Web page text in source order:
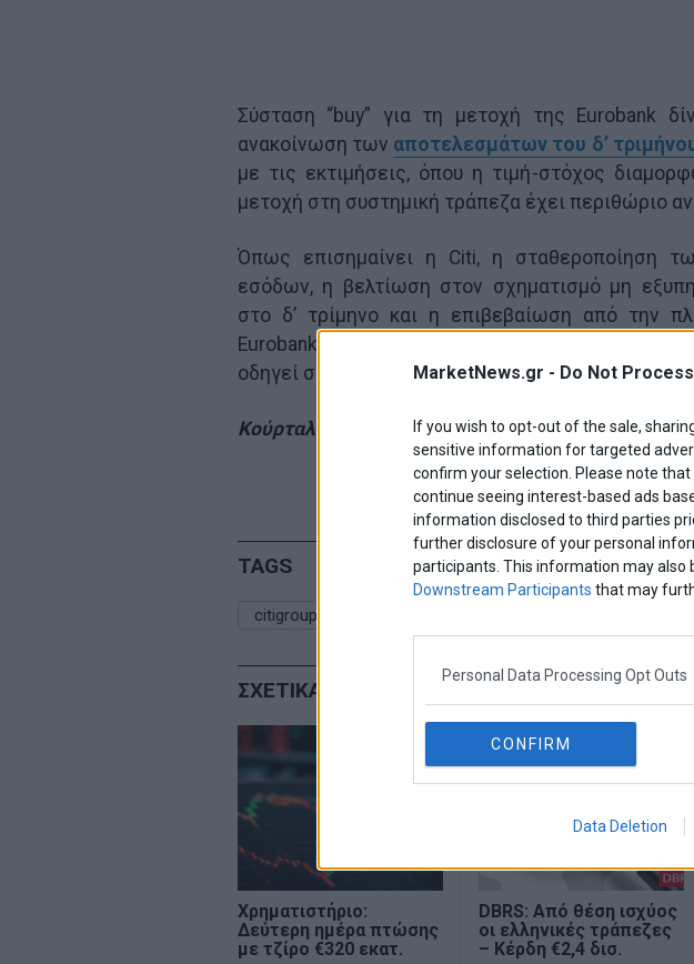
MarketNews.gr - Do Not
If you wish to opt-out of the sale,
sensitive information for targeted
confirm your selection. Please note
continue seeing interest-based ads
information disclosed to third parties
further disclosure of your personal
participants. This information may also
Downstream Participants that may
Personal Data Processing Opt Outs
CONFIRM
Data Deletion
Σύσταση “buy” για τη μετοχή της Eurobank
ανακοίνωση των αποτελεσμάτων του δ’
με τις εκτιμήσεις, όπου η τιμή-στόχος
μετοχή στη συστημική τράπεζα έχει περιθώριο
Όπως επισημαίνει η Citi, η σταθεροποίηση
εσόδων, η βελτίωση στον σχηματισμό μη
στο δ’ τρίμηνο και η επιβεβαίωση από την
Eurobank της δέσμευσής της για το φιλόδοξο
οδηγεί στο να συστήσει “αγορά” της μετοχής της.
Κούρταλη Ελευθερία
Share
TAGS
citigroup
ΣΧΕΤΙΚΑ ΑΡΘΡΑ
Χρηματιστήριο:
Δεύτερη ημέρα πτώσης
με τζίρο €320 εκατ.
DBRS: Από θέση ισχύος
οι ελληνικές τράπεζες
– Κέρδη €2,4 δισ.